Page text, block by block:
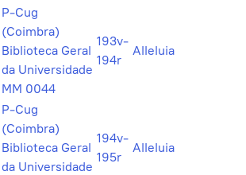
P-Cug
(Coimbra)
Biblioteca Geral
da Universidade
MM 0044
193v-
194r
Alleluia
P-Cug
(Coimbra)
Biblioteca Geral
da Universidade
194v-
195r
Alleluia